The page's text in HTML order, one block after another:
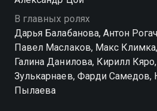
В главных ролях
Дарья Балабанова, Антон
Павел Маслаков, Макс
Галина Данилова, Кирилл
Зулькарнаев, Фарди Самедов,
Пылаева